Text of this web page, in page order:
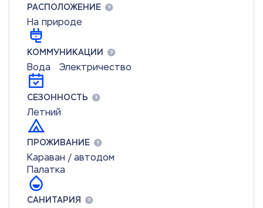
РАСПОЛОЖЕНИЕ
На природе
КОММУНИКАЦИИ
Вода Электричество
СЕЗОННОСТЬ
Летний
ПРОЖИВАНИЕ
Караван / автодом
Палатка
САНИТАРИЯ